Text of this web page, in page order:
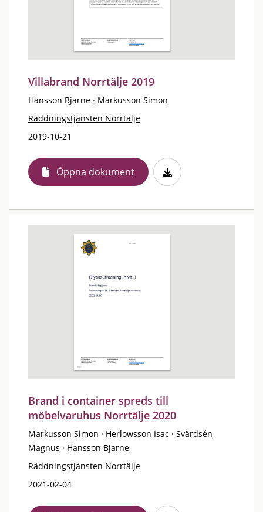
Villabrand Norrtälje 2019
Hansson Bjarne · Markusson Simon
Räddningstjänsten Norrtälje
2019-10-21
Öppna dokument
Brand i container spreds till
möbelvaruhus Norrtälje 2020
Markusson Simon · Herlowsson Isac · Svärdsén
Magnus · Hansson Bjarne
Räddningstjänsten Norrtälje
2021-02-04